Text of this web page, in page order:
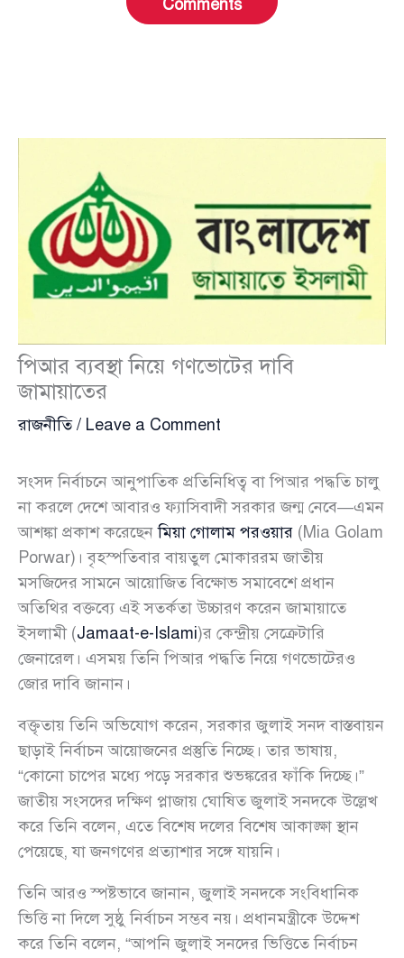
Comments
পিআর ব্যবস্থা নিয়ে গণভোটের দাবি
জামায়াতের
রাজনীতি/ Leave a Comment
সংসদ নির্বাচনে আনুপাতিক প্রতিনিধিত্ব বা পিআর পদ্ধতি চালু
না করলে দেশে আবারও ফ্যাসিবাদী সরকার জন্ম নেবে—এমন
আশঙ্কা প্রকাশ করেছেনমিয়া গোলাম পরওয়ার (Mia Golam
Porwar)। বৃহস্পতিবার বায়তুল মোকাররম জাতীয়
মসজিদের সামনে আয়োজিত বিক্ষোভ সমাবেশে প্রধান
অতিথির বক্তব্যে এই সতর্কতা উচ্চারণ করেন জামায়াতে
ইসলামী (Jamaat-e-Islami)র কেন্দ্রীয় সেক্রেটারি
জেনারেল। এসময় তিনি পিআর পদ্ধতি নিয়ে গণভোটেরও
জোর দাবি জানান।
বক্তৃতায় তিনি অভিযোগ করেন, সরকার জুলাই সনদ বাস্তবায়ন
ছাড়াই নির্বাচন আয়োজনের প্রস্তুতি নিচ্ছে। তার ভাষায়,
“কোনো চাপের মধ্যে পড়ে সরকার শুভঙ্করের ফাঁকি দিচ্ছে।”
জাতীয় সংসদের দক্ষিণ প্লাজায় ঘোষিত জুলাই সনদকে উল্লেখ
করে তিনি বলেন, এতে বিশেষ দলের বিশেষ আকাঙ্ক্ষা স্থান
পেয়েছে, যা জনগণের প্রত্যাশার সঙ্গে যায়নি।
তিনি আরও স্পষ্টভাবে জানান, জুলাই সনদকে সংবিধানিক
ভিত্তি না দিলে সুষ্ঠু নির্বাচন সম্ভব নয়। প্রধানমন্ত্রীকে উদ্দেশ
করে তিনি বলেন, “আপনি জুলাই সনদের ভিত্তিতে নির্বাচন